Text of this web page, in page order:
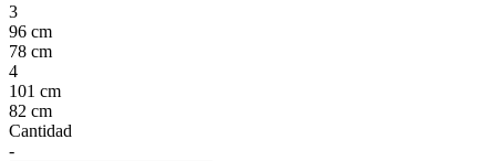
3
96 cm
78 cm
4
101 cm
82 cm
Cantidad
-